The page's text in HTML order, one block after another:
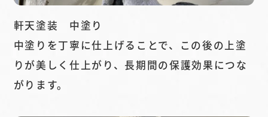
軒天塗装 中塗り
中塗りを丁寧に仕上げることで、この後の上塗
りが美しく仕上がり、長期間の保護効果につな
がります。